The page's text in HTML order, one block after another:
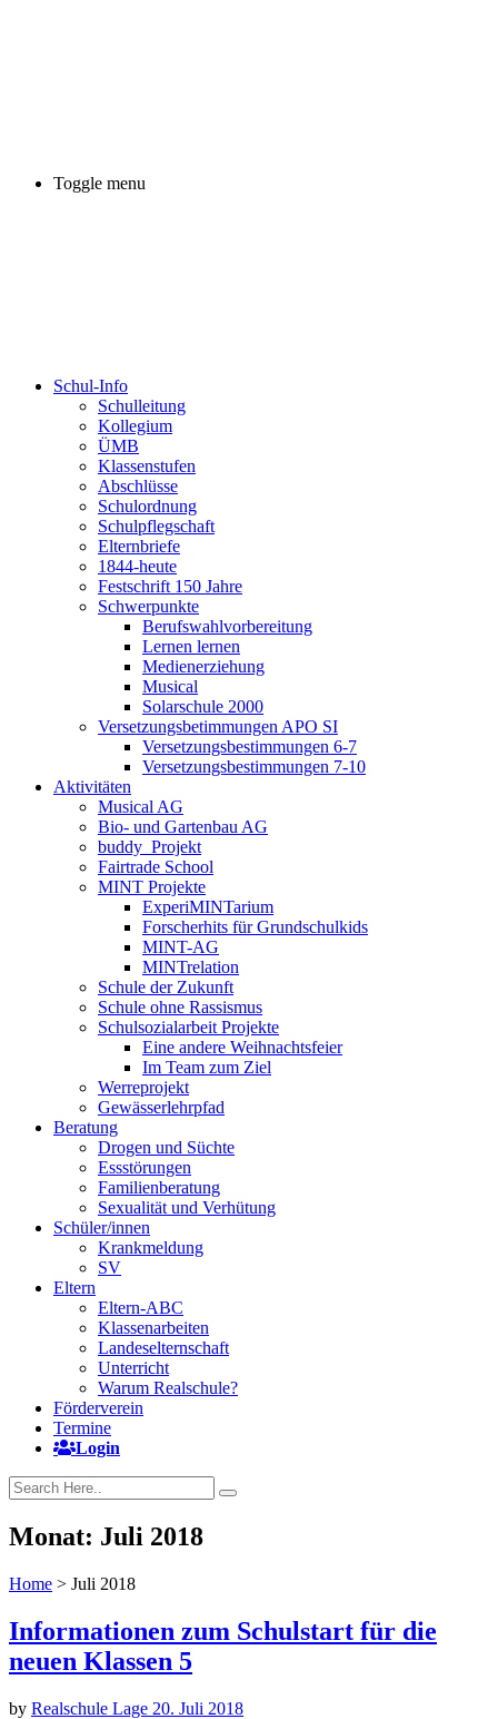
Toggle menu
Schul-Info
Schulleitung
Kollegium
ÜMB
Klassenstufen
Abschlüsse
Schulordnung
Schulpflegschaft
Elternbriefe
1844-heute
Festschrift 150 Jahre
Schwerpunkte
Berufswahlvorbereitung
Lernen lernen
Medienerziehung
Musical
Solarschule 2000
Versetzungsbetimmungen APO SI
Versetzungsbestimmungen 6-7
Versetzungsbestimmungen 7-10
Aktivitäten
Musical AG
Bio- und Gartenbau AG
buddy_Projekt
Fairtrade School
MINT Projekte
ExperiMINTarium
Forscherhits für Grundschulkids
MINT-AG
MINTrelation
Schule der Zukunft
Schule ohne Rassismus
Schulsozialarbeit Projekte
Eine andere Weihnachtsfeier
Im Team zum Ziel
Werreprojekt
Gewässerlehrpfad
Beratung
Drogen und Süchte
Essstörungen
Familienberatung
Sexualität und Verhütung
Schüler/innen
Krankmeldung
SV
Eltern
Eltern-ABC
Klassenarbeiten
Landeselternschaft
Unterricht
Warum Realschule?
Förderverein
Termine
Login
Monat: Juli 2018
Home > Juli 2018
Informationen zum Schulstart für die
neuen Klassen 5
by Realschule Lage 20. Juli 2018